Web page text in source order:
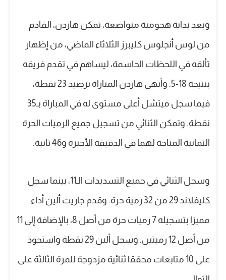
وبعد بداية هجومية متواضعة، تمكن هاردن، القادم
من لوس أنجلوس كليبرز الثلاثاء الماضي، من إظهار
تألقه في اللحظات الحاسمة، ليساهم في تقدم فريقه
بنتيجة 18-5. وأنهى هاردن المباراة برصيد 23 نقطة،
فيما سجل ميتشل أعلى مستوى له في المباراة بـ35
نقطة. وتمكن الثنائي من تسجيل جميع الرميات الحرة
الثمانية المتاحة لهما في الدقيقة الأخيرة و46 ثانية.
وسجل الثنائي في جميع التسديدات الـ11، بينما سجل
كليفلاند 29 من 32 رمية حرة. وقدم جاريت ألين أداء
مميزا بتسجيله 7 رميات حرة من أصل 8، بالإضافة إلى 11
من أصل 12 رميتين. وسجل ألين 29 نقطة واستحوذ
على 10 متابعات محققا ثنائية مزدوجة للمرة الثالثة على